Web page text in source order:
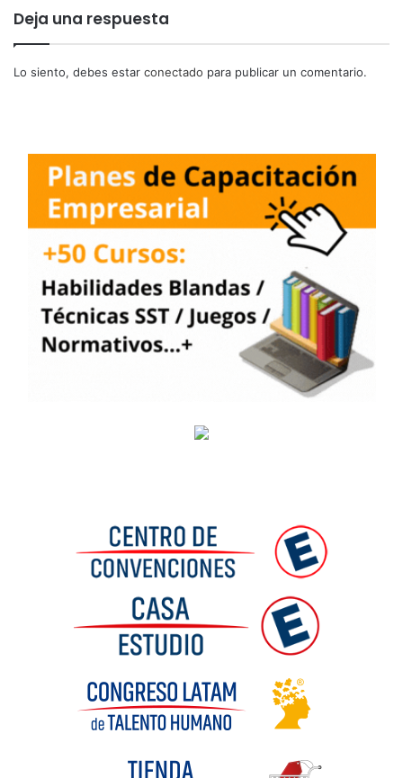
Deja una respuesta
Lo siento, debes estar conectado para publicar un comentario.